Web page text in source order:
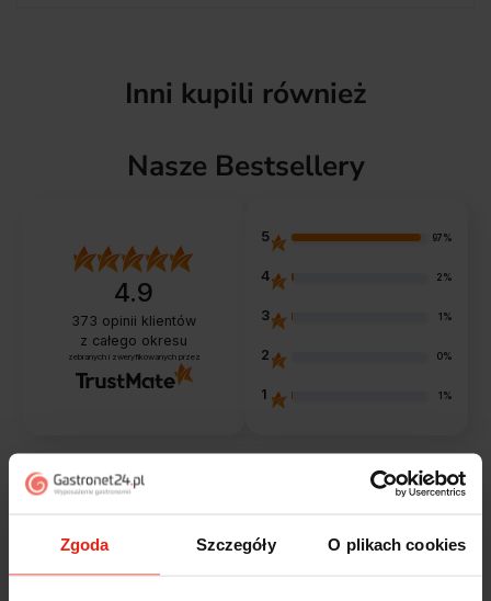
Zgoda Szczegóły O plikach cookies
Inni kupili również
Nasze Bestsellery
4.9
373 opinii klientów
z całego okresu
zebranych i zweryfikowanych przez
5 97%
4 2%
3 1%
2 0%
1 1%
Jak zbieramy opinie?